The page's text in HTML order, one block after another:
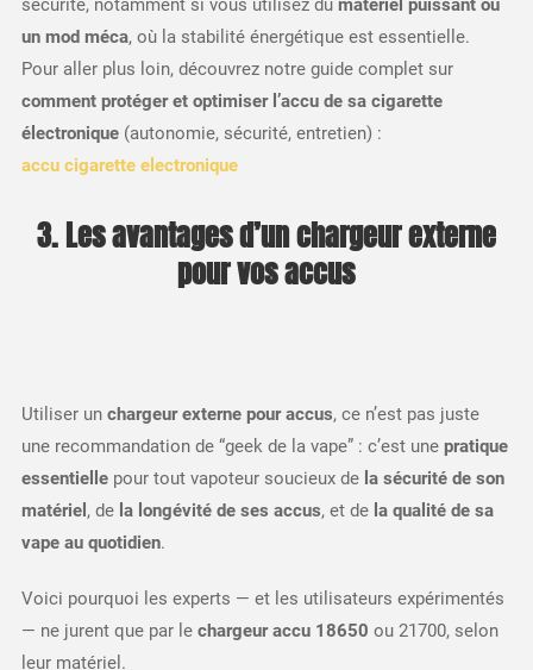
sécurité, notamment si vous utilisez du matériel puissant ou
un mod méca, où la stabilité énergétique est essentielle.
Pour aller plus loin, découvrez notre guide complet sur
comment protéger et optimiser l’accu de sa cigarette
électronique(autonomie, sécurité, entretien) :
accu cigarette electronique
3. Les avantages d’un chargeur externe
pour vos accus
Utiliser un chargeur externe pour accus, ce n’est pas juste
une recommandation de “geek de la vape” : c’est une pratique
essentiellepour tout vapoteur soucieux de la sécurité de son
matériel , de la longévité de ses accus, et de la qualité de sa
vape au quotidien.
Voici pourquoi les experts — et les utilisateurs expérimentés
— ne jurent que par le chargeur accu 18650 ou 21700, selon
leur matériel.